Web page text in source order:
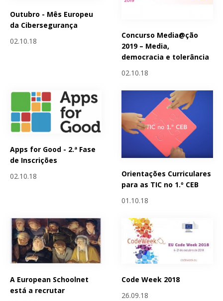
Outubro - Mês Europeu
da Cibersegurança
02.10.18
Concurso Media@ção
2019 – Media,
democracia e tolerância
02.10.18
Apps for Good - 2.ª Fase
de Inscrições
02.10.18
Orientações Curriculares
para as TIC no 1.º CEB
01.10.18
A European Schoolnet
está a recrutar
Code Week 2018
26.09.18